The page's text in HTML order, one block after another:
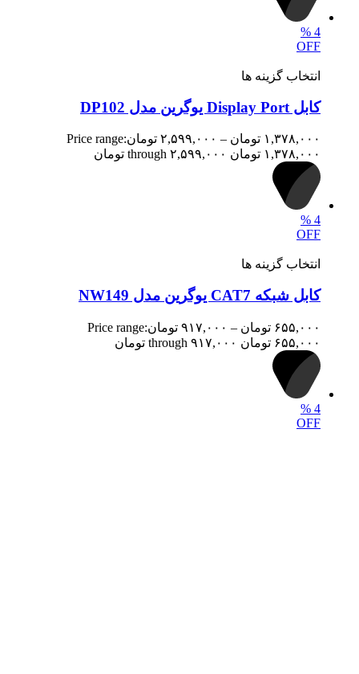
4
%
OFF
انتخاب گزینه ها
کابل Display Port یوگرین مدل DP102
۱,۳۷۸,۰۰۰ تومان – ۲,۵۹۹,۰۰۰ تومانPrice range:
۱,۳۷۸,۰۰۰ تومان through ۲,۵۹۹,۰۰۰ تومان
4
%
OFF
انتخاب گزینه ها
کابل شبکه CAT7 یوگرین مدل NW149
۶۵۵,۰۰۰ تومان – ۹۱۷,۰۰۰ تومانPrice range:
۶۵۵,۰۰۰ تومان through ۹۱۷,۰۰۰ تومان
4
%
OFF